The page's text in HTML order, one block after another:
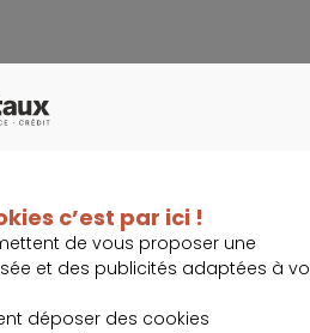
Pour Nicolas Goyet,
Cette chute de
c’est par ici !
de vous proposer une
et des publicités adaptées à
déposer des cookies